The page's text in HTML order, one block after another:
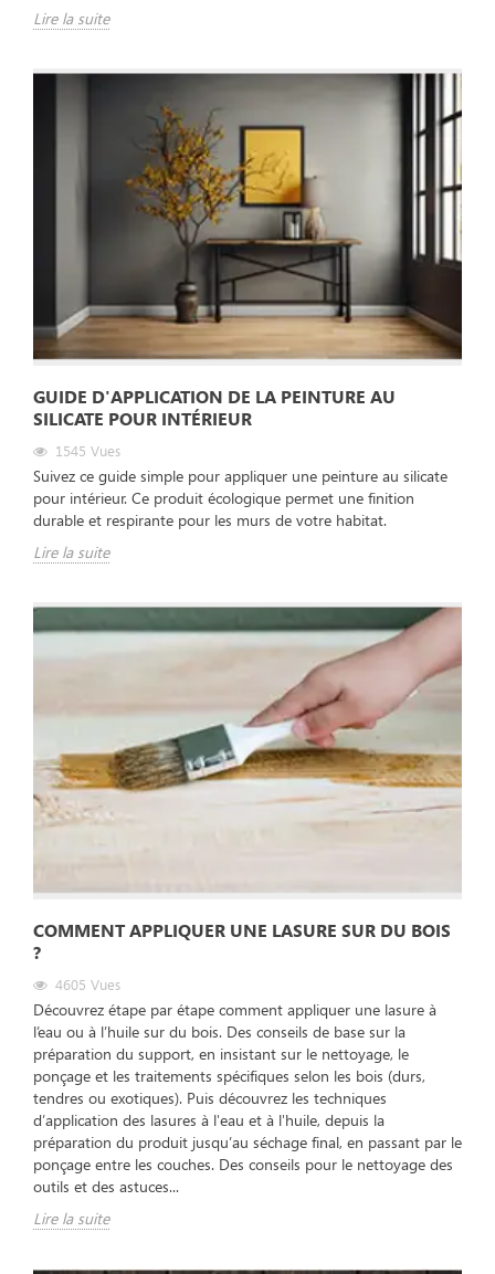
Lire la suite
GUIDE D'APPLICATION DE LA PEINTURE AU
SILICATE POUR INTÉRIEUR
1545 Vues
Suivez ce guide simple pour appliquer une peinture au silicate
pour intérieur. Ce produit écologique permet une finition
durable et respirante pour les murs de votre habitat.
Lire la suite
COMMENT APPLIQUER UNE LASURE SUR DU BOIS
?
4605 Vues
Découvrez étape par étape comment appliquer une lasure à
l’eau ou à l’huile sur du bois. Des conseils de base sur la
préparation du support, en insistant sur le nettoyage, le
ponçage et les traitements spécifiques selon les bois (durs,
tendres ou exotiques). Puis découvrez les techniques
d’application des lasures à l'eau et à l'huile, depuis la
préparation du produit jusqu’au séchage final, en passant par le
ponçage entre les couches. Des conseils pour le nettoyage des
outils et des astuces...
Lire la suite